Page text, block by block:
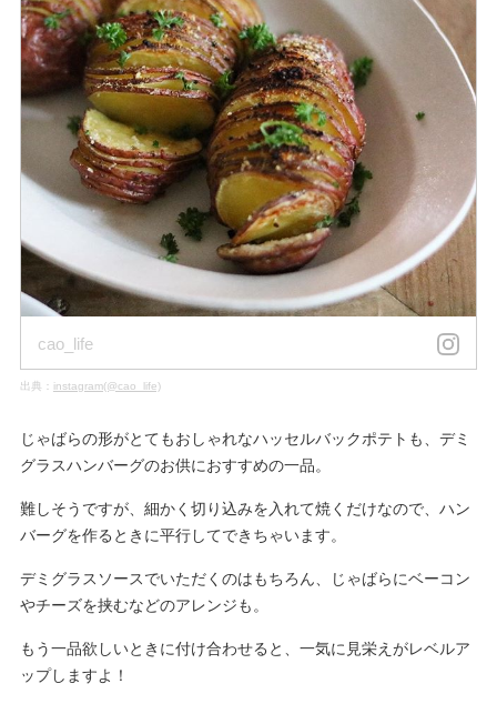
cao_life
出典： instagram(@cao_life)
じゃばらの形がとてもおしゃれなハッセルバックポテトも、デミ
グラスハンバーグのお供におすすめの一品。
難しそうですが、細かく切り込みを入れて焼くだけなので、ハン
バーグを作るときに平行してできちゃいます。
デミグラスソースでいただくのはもちろん、じゃばらにベーコン
やチーズを挟むなどのアレンジも。
もう一品欲しいときに付け合わせると、一気に見栄えがレベルア
ップしますよ！